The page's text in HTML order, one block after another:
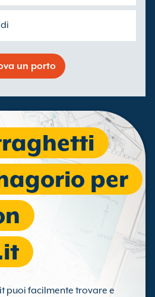
un porto
per
puoi facilmente trovare e